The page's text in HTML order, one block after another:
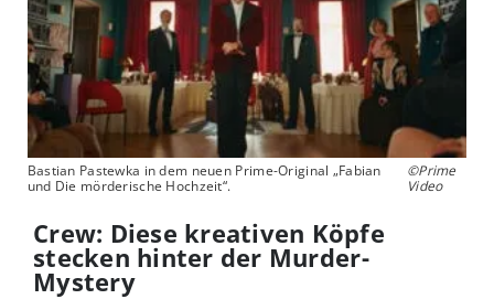
Bastian Pastewka in dem neuen Prime-Original „Fabian
und Die mörderische Hochzeit“.
©Prime
Video
Crew: Diese kreativen Köpfe
stecken hinter der Murder-
Mystery